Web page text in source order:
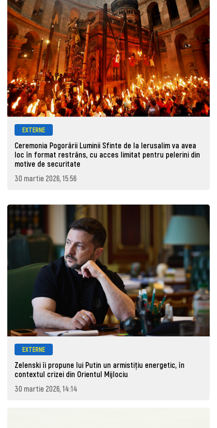
EXTERNE
Ceremonia Pogorârii Luminii Sfinte de la Ierusalim va avea
loc în format restrâns, cu acces limitat pentru pelerini din
motive de securitate
30 martie 2026, 15:56
EXTERNE
Zelenski îi propune lui Putin un armistițiu energetic, în
contextul crizei din Orientul Mijlociu
30 martie 2026, 14:14